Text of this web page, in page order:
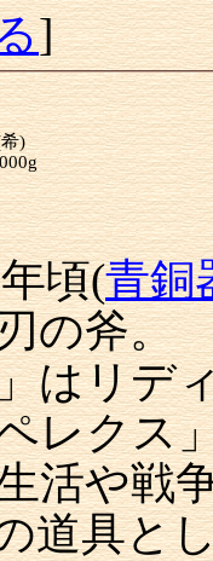
]
)
頃(青銅
の斧。
はリデ
レクス
活や戦
道具と